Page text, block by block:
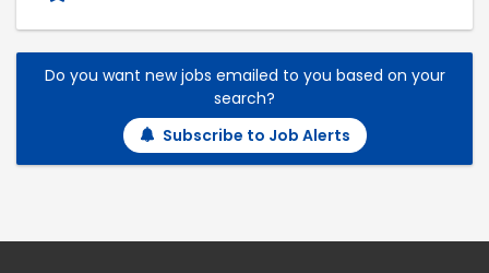
Do you want new jobs emailed to you based on your
search?
Subscribe to Job Alerts